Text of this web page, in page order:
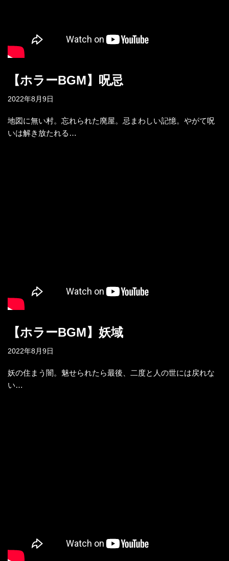
【ホラーBGM】呪忌
2022年8月9日
地図に無い村。忘れられた廃屋。忌まわしい記憶。やがて呪
いは解き放たれる…
【ホラーBGM】妖域
2022年8月9日
妖の住まう闇。魅せられたら最後、二度と人の世には戻れな
い…